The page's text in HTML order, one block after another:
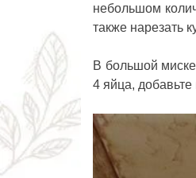
небольшом
также нарезать
В большой
4 яйца,